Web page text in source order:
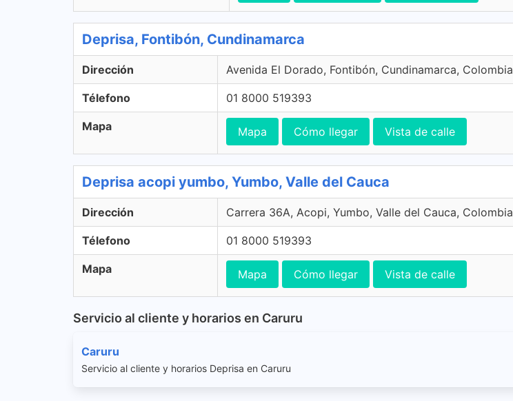
Deprisa, Fontibón, Cundinamarca
Dirección Avenida El Dorado, Fontibón, Cundinamarca, Colombia
Télefono 01 8000 519393
Mapa Mapa Cómo llegar Vista de calle
Deprisa acopi yumbo, Yumbo, Valle del Cauca
Dirección Carrera 36A, Acopi, Yumbo, Valle del Cauca, Colombia
Télefono 01 8000 519393
Mapa Mapa Cómo llegar Vista de calle
Servicio al cliente y horarios en Caruru
Caruru
Servicio al cliente y horarios Deprisa en Caruru